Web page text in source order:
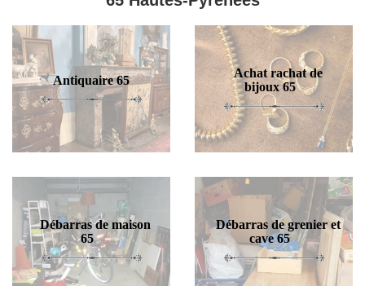
Antiquaire 65
Achat rachat de
bijoux 65
Débarras de maison
65
Débarras de grenier et
cave 65